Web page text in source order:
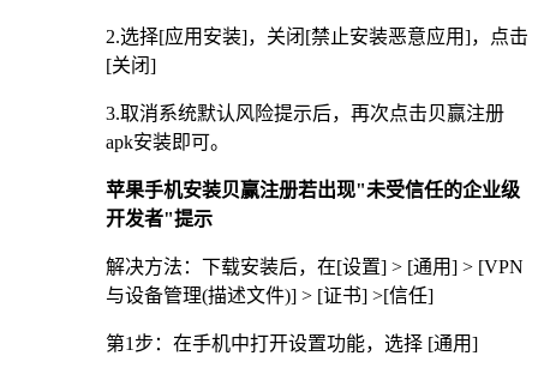
2.选择[应用安装]，关闭[禁止安装恶意应用]，点击
[关闭]
3.取消系统默认风险提示后，再次点击贝赢注册
apk安装即可。
苹果手机安装贝赢注册若出现"未受信任的企业级
开发者"提示
解决方法：下载安装后，在[设置] > [通用] > [VPN
与设备管理(描述文件)] > [证书] >[信任]
第1步：在手机中打开设置功能，选择 [通用]